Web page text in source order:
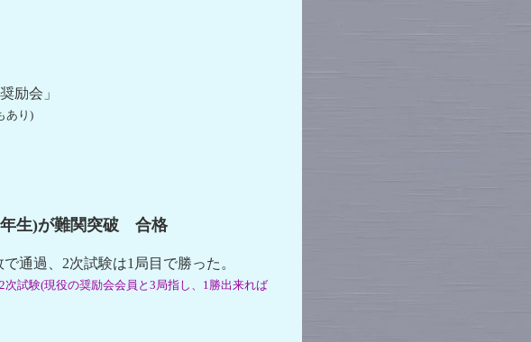
会」
あり)
年生)が難関突破 合格
通過、2次試験は1局目で勝った。
験(現役の奨励会会員と3局指し、1勝出来れば